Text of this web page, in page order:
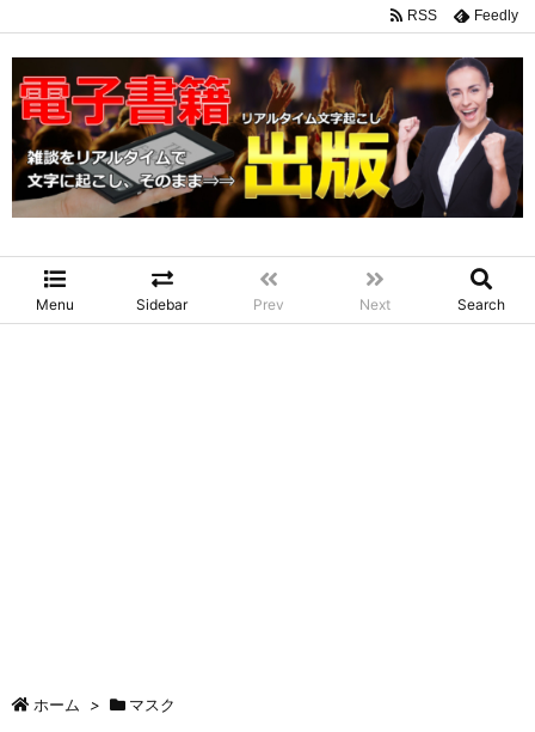
Menu Sidebar Prev Next Search
RSS Feedly
ホーム > マスク